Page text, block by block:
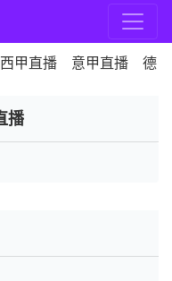
西甲直播 意甲直播 德
播